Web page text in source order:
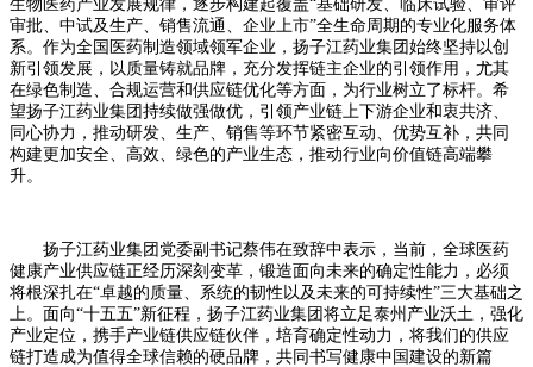
生物医药产业发展规律，逐步构建起覆盖“基础研发、临床试验、审评
审批、中试及生产、销售流通、企业上市”全生命周期的专业化服务体
系。作为全国医药制造领域领军企业，扬子江药业集团始终坚持以创
新引领发展，以质量铸就品牌，充分发挥链主企业的引领作用，尤其
在绿色制造、合规运营和供应链优化等方面，为行业树立了标杆。希
望扬子江药业集团持续做强做优，引领产业链上下游企业和衷共济、
同心协力，推动研发、生产、销售等环节紧密互动、优势互补，共同
构建更加安全、高效、绿色的产业生态，推动行业向价值链高端攀
升。
扬子江药业集团党委副书记蔡伟在致辞中表示，当前，全球医药
健康产业供应链正经历深刻变革，锻造面向未来的确定性能力，必须
将根深扎在“卓越的质量、系统的韧性以及未来的可持续性”三大基础之
上。面向“十五五”新征程，扬子江药业集团将立足泰州产业沃土，强化
产业定位，携手产业链供应链伙伴，培育确定性动力，将我们的供应
链打造成为值得全球信赖的硬品牌，共同书写健康中国建设的新篇